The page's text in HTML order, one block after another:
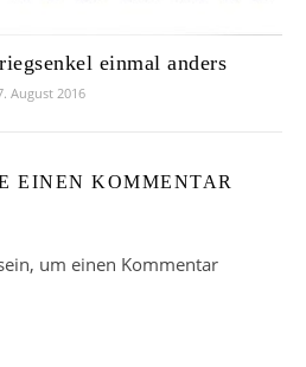
einmal anders
August 2016
EINEN KOMMENTAR
um einen Kommentar